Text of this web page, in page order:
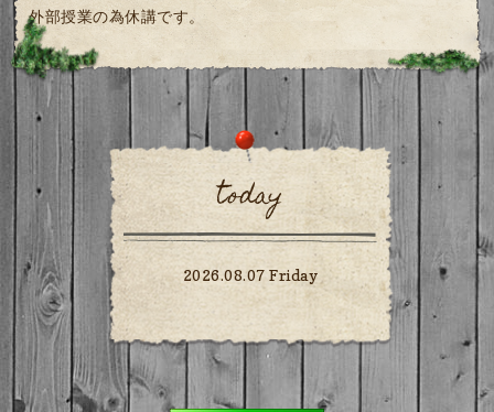
外部授業の為休講です。
today
2026.08.07 Friday